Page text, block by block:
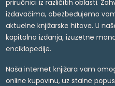
priručnici iz različitih oblasti.
izdavačima, obezbeđujemo
aktuelne knjižarske hitove. U
kapitalna izdanja, izuzetne
enciklopedije.
Naša internet knjižara vam
online kupovinu, uz stalne